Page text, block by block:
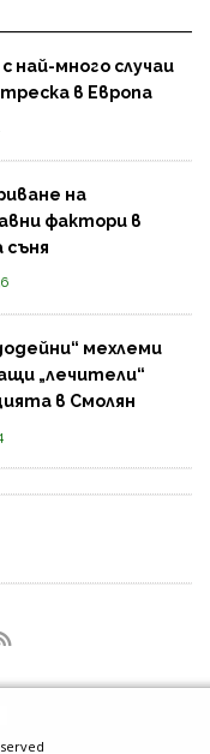
най-много случаи
в Европа
на
фактори в
съня
мехлеми
„лечители“
в Смолян